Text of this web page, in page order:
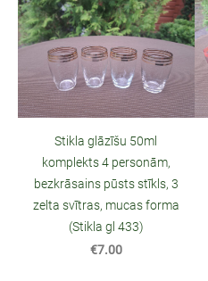
Stikla glāzīšu 50ml
komplekts 4 personām,
bezkrāsains pūsts stīkls, 3
zelta svītras, mucas forma
(Stikla gl 433)
€7.00